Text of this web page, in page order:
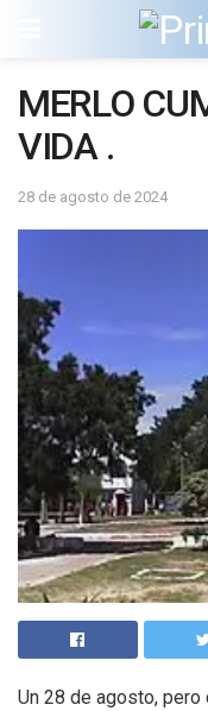
MERLO
VIDA .
28 de agosto de 2024
Un 28 de agosto,